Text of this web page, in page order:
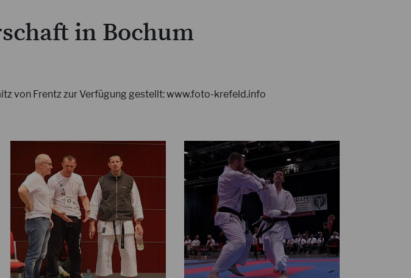
in Bochum
von Frentz zur Verfügung gestellt: www.foto-krefeld.info